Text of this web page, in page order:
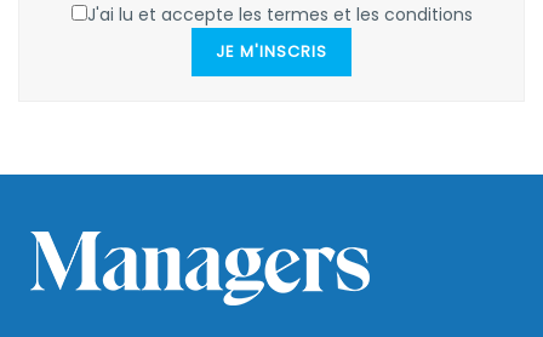
J'ai lu et accepte les termes et les conditions
JE M'INSCRIS